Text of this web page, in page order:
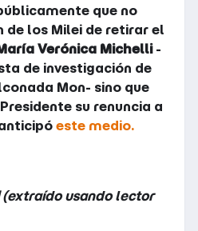
que no
de los Milei de retirar el
Verónica Michelli -
de investigación de
Mon- sino que
su renuncia a
este medio.
(extraído usando lector